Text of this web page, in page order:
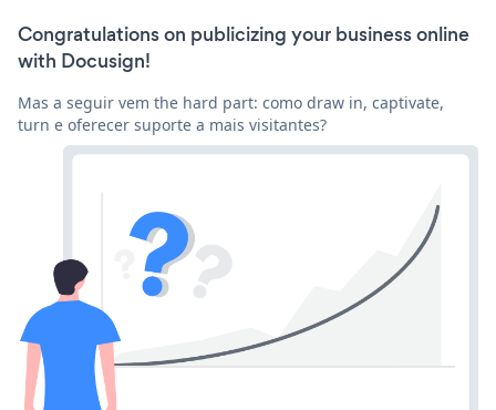
Congratulations on publicizing your business online
with Docusign!
Mas a seguir vem the hard part: como draw in, captivate,
turn e oferecer suporte a mais visitantes?